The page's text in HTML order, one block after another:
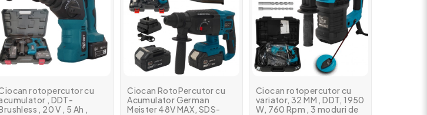
rotopercutor cu
, DDT-
, 20 V , 5 Ah ,
Ciocan RotoPercutor cu
Acumulator German
Meister 48V MAX, SDS-
Ciocan rotopercutor cu
variator, 32 MM , DDT, 1950
W, 760 Rpm , 3 moduri de